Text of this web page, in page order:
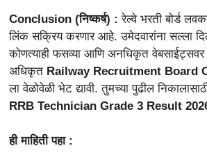
Conclusion (निष्कर्ष) : रेल्वे भरती बोर्ड
लिंक सक्रिय करणार आहे. उमेदवारांना सल्ला
कोणत्याही फसव्या आणि अनधिकृत वेबसाईट्सवर
अधिकृत Railway Recruitment Board
ला वेळोवेळी भेट द्यावी. तुमच्या पुढील
RRB Technician Grade 3 Result
ही माहिती पहा :